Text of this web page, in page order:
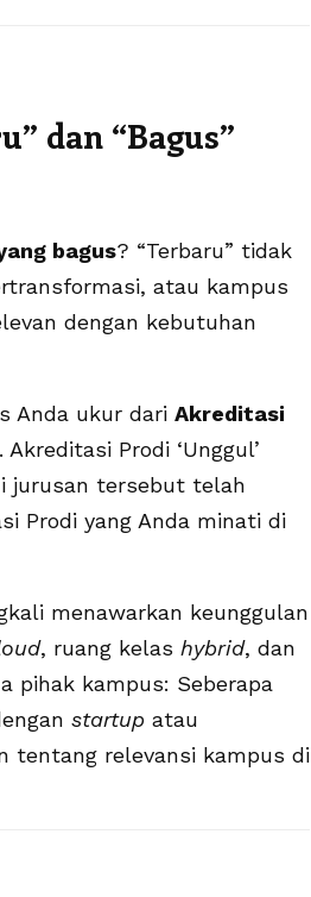
dan “Bagus”
bagus? “Terbaru” tidak
atau kampus
dengan kebutuhan
Anda ukur dari Akreditasi
Akreditasi Prodi ‘Unggul’
jurusan tersebut telah
Prodi yang Anda minati di
menawarkan keunggulan
, ruang kelas hybrid, dan
pihak kampus: Seberapa
startup atau
tentang relevansi kampus di